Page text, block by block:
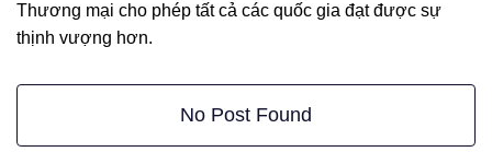
Thương mại cho phép tất cả các quốc gia đạt được sự
thịnh vượng hơn.
No Post Found